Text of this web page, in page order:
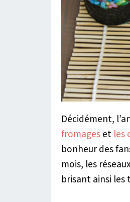
Décidément,
fromageset les
bonheur des
mois, les
brisant ainsi les